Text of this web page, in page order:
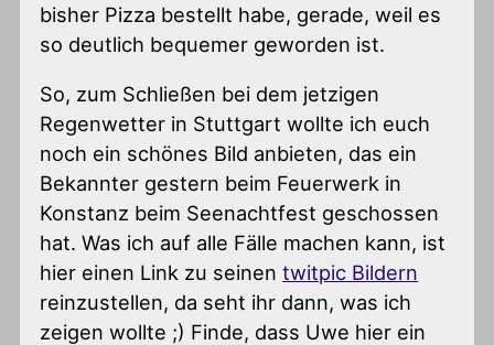
bisher Pizza bestellt habe, gerade, weil es
so deutlich bequemer geworden ist.
So, zum Schließen bei dem jetzigen
Regenwetter in Stuttgart wollte ich euch
noch ein schönes Bild anbieten, das ein
Bekannter gestern beim Feuerwerk in
Konstanz beim Seenachtfest geschossen
hat. Was ich auf alle Fälle machen kann, ist
hier einen Link zu seinentwitpic Bildern
reinzustellen, da seht ihr dann, was ich
zeigen wollte ;) Finde, dass Uwe hier ein